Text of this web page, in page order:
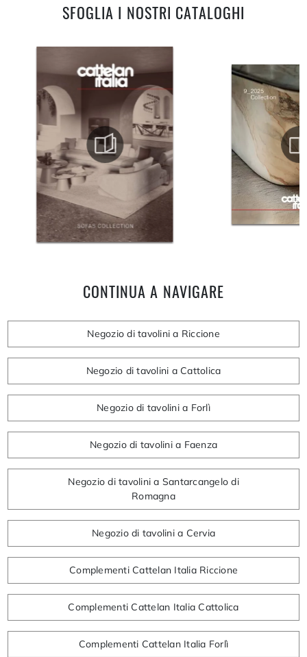
SFOGLIA I NOSTRI CATALOGHI
CONTINUA A NAVIGARE
Negozio di tavolini a Riccione
Negozio di tavolini a Cattolica
Negozio di tavolini a Forlì
Negozio di tavolini a Faenza
Negozio di tavolini a Santarcangelo di
Romagna
Negozio di tavolini a Cervia
Complementi Cattelan Italia Riccione
Complementi Cattelan Italia Cattolica
Complementi Cattelan Italia Forlì